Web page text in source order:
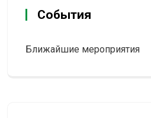
События
Ближайшие мероприятия